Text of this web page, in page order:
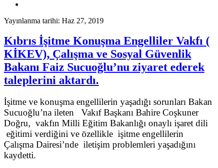
Yayınlanma tarihi: Haz 27, 2019
Kıbrıs İşitme Konuşma Engelliler Vakfı (
KİKEV), Çalışma ve Sosyal Güvenlik
Bakanı Faiz Sucuoğlu’nu ziyaret ederek
taleplerini aktardı.
İşitme ve konuşma engellilerin yaşadığı sorunları Bakan
Sucuoğlu’na ileten Vakıf Başkanı Bahire Coşkuner
Doğru, vakfın Milli Eğitim Bakanlığı onaylı işaret dili
eğitimi verdiğini ve özellikle işitme engellilerin
Çalışma Dairesi’nde iletişim problemleri yaşadığını
kaydetti.